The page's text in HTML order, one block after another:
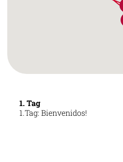
1. Tag
1.Tag: Bienvenidos!